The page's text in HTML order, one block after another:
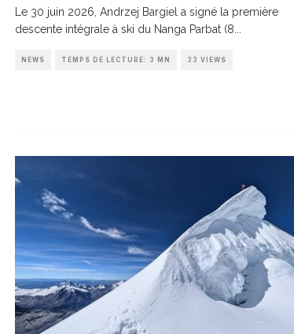
Le 30 juin 2026, Andrzej Bargiel a signé la première
descente intégrale à ski du Nanga Parbat (8
NEWS TEMPS DE LECTURE: 3 MN 33 VIEWS